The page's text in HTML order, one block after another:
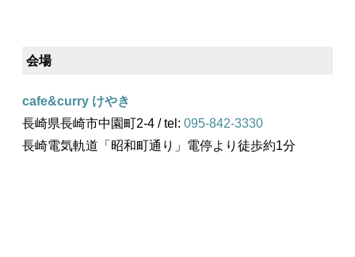
会場
cafe&curry けやき
長崎県長崎市中園町2-4 / tel: 095-842-3330
長崎電気軌道「昭和町通り」電停より徒歩約1分